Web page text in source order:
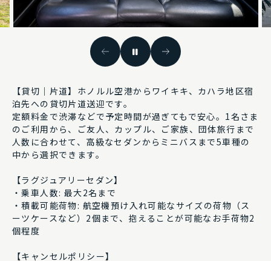
予約確認
【貸切｜片道】ホノルル空港からワイキキ、カハラ地区宿
泊先への貸切片道送迎です。
定額料金で渋滞などで予定時間が過ぎてもで安心。1名さま
のご利用から、ご友人、カップル、ご家族、団体旅行まで
人数に合わせて、高級なセダンからミニバスまで5車種の
中から選択できます。
【ラグジュアリーセダン】
・乗車人数: 最大2名まで
・積載可能荷物: 航空機預け入れ可能なサイズの荷物（ス
ーツケースなど）2個まで、抱えることが可能なお手荷物2
個程度
【キャンセルポリシー】